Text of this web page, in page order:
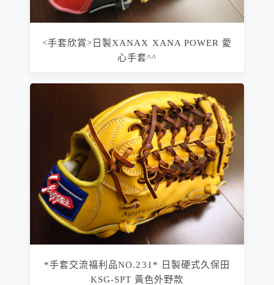
<手套欣賞>日製XANAX XANA POWER 愛
心手套^^
*手套交流福利品NO.231* 日製硬式久保田
KSG-SPT 黃色外野款